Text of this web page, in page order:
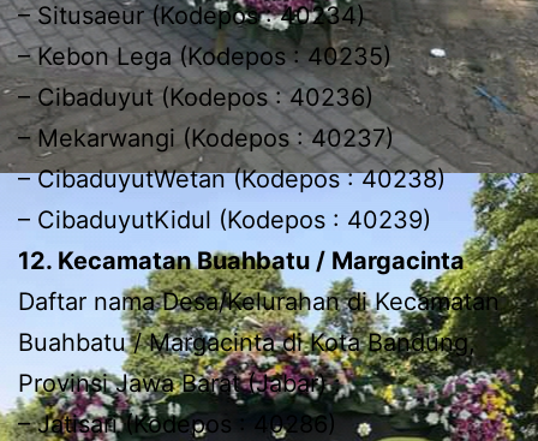
– Situsaeur (Kodepos : 40234)
– Kebon Lega (Kodepos : 40235)
– Cibaduyut (Kodepos : 40236)
– Mekarwangi (Kodepos : 40237)
– CibaduyutWetan (Kodepos : 40238)
– CibaduyutKidul (Kodepos : 40239)
12. Kecamatan Buahbatu / Margacinta
Daftar nama Desa/Kelurahan di Kecamatan
Buahbatu / Margacinta di Kota Bandung,
Provinsi Jawa Barat (Jabar) :
– Jatisari (Kodepos : 40286)